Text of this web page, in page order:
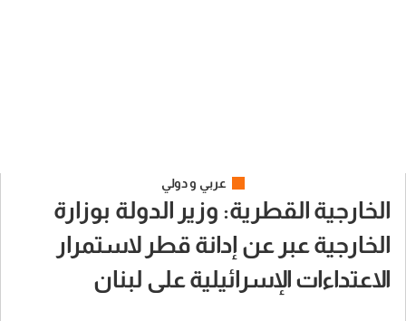
عربي و دولي
الخارجية القطرية: وزير الدولة بوزارة
الخارجية عبر عن إدانة قطر لاستمرار
الاعتداءات الإسرائيلية على لبنان